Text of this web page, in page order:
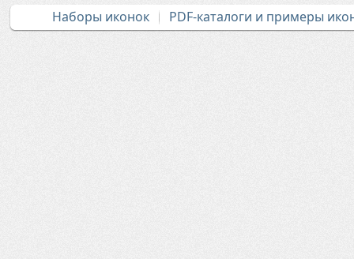
Наборы иконок PDF-каталоги и примеры